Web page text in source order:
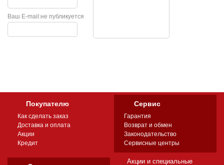
не публикуется
Ваш E-mail:
Покупателю
Как сделать заказ
Доставка и оплата
Акции
Кредит
Сервис
Гарантия
Возврат и обмен
Законодательство
Сервисные центры
Акции и специальные